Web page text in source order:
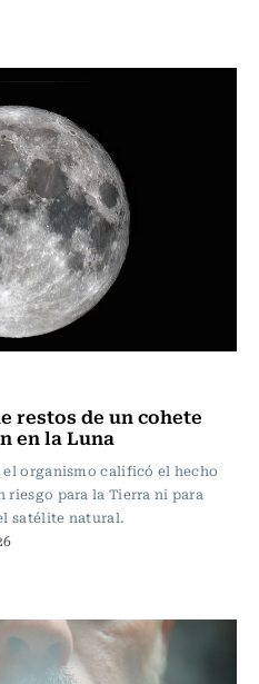
restos de un cohete
en la Luna
organismo calificó el hecho
riesgo para la Tierra ni para
satélite natural.